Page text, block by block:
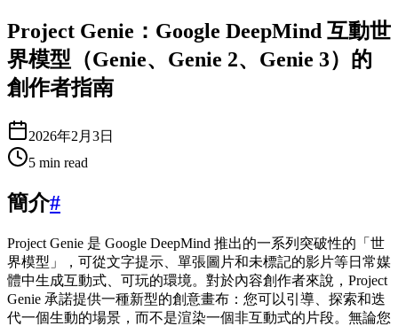
Project Genie：Google DeepMind 互動世
界模型（Genie、Genie 2、Genie 3）的
創作者指南
2026年2月3日
5 min read
簡介#
Project Genie 是 Google DeepMind 推出的一系列突破性的「世
界模型」，可從文字提示、單張圖片和未標記的影片等日常媒
體中生成互動式、可玩的環境。對於內容創作者來說，Project
Genie 承諾提供一種新型的創意畫布：您可以引導、探索和迭
代一個生動的場景，而不是渲染一個非互動式的片段。無論您